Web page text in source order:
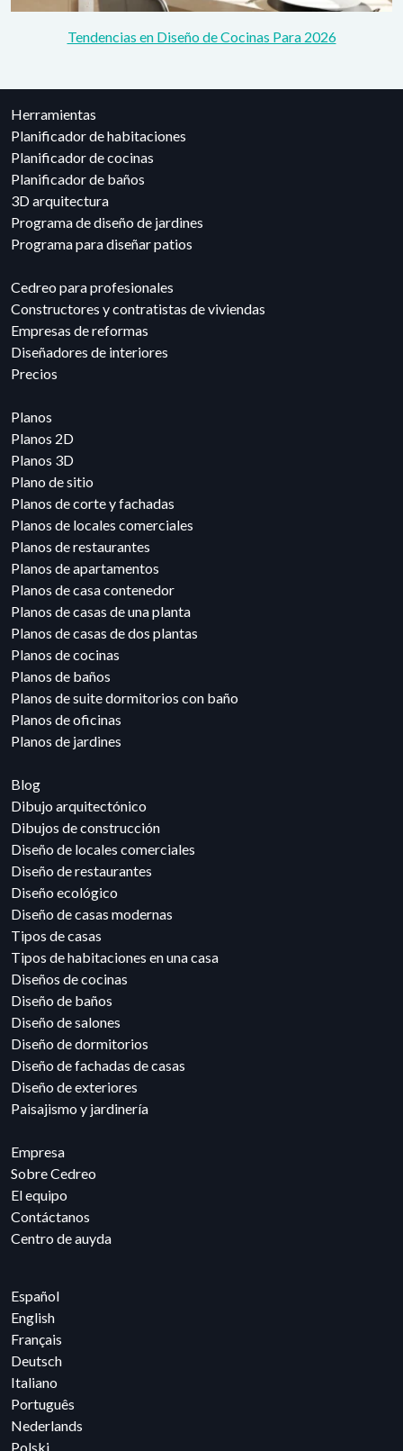
Tendencias en Diseño de Cocinas Para 2026
Herramientas
Planificador de habitaciones
Planificador de cocinas
Planificador de baños
3D arquitectura
Programa de diseño de jardines
Programa para diseñar patios
Cedreo para profesionales
Constructores y contratistas de viviendas
Empresas de reformas
Diseñadores de interiores
Precios
Planos
Planos 2D
Planos 3D
Plano de sitio
Planos de corte y fachadas
Planos de locales comerciales
Planos de restaurantes
Planos de apartamentos
Planos de casa contenedor
Planos de casas de una planta
Planos de casas de dos plantas
Planos de cocinas
Planos de baños
Planos de suite dormitorios con baño
Planos de oficinas
Planos de jardines
Blog
Dibujo arquitectónico
Dibujos de construcción
Diseño de locales comerciales
Diseño de restaurantes
Diseño ecológico
Diseño de casas modernas
Tipos de casas
Tipos de habitaciones en una casa
Diseños de cocinas
Diseño de baños
Diseño de salones
Diseño de dormitorios
Diseño de fachadas de casas
Diseño de exteriores
Paisajismo y jardinería
Empresa
Sobre Cedreo
El equipo
Contáctanos
Centro de auyda
Español
English
Français
Deutsch
Italiano
Português
Nederlands
Polski